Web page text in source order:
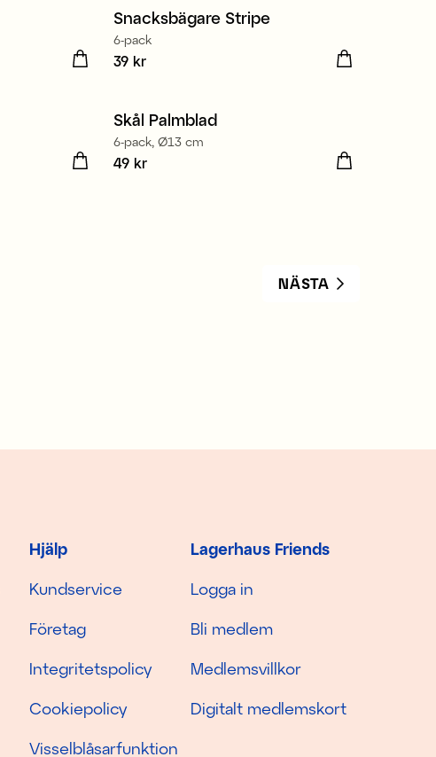
Snacksbägare Stripe
6-pack
Pris:
39 kr
Skål Palmblad
6-pack, Ø13 cm
Pris:
49 kr
Hjälp
Kundservice
Företag
Integritetspolicy
Cookiepolicy
Visselblåsarfunktion
Lagerhaus Friends
Logga in
Bli medlem
Medlemsvillkor
Digitalt medlemskort